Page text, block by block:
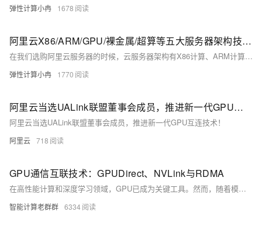
弹性计算小冉 1678
阿里云X86/ARM/GPU/裸金属/超算等五大服务器架构技术特点、场景适配与选型策略
在我们选购阿里云服务器的时候，云服务器架构有X86计算、ARM计算、GPU/FPGA/ASIC、弹性裸金属服务器、高性能计算可选，有的用户并不清楚他们之间有何区别。本文将深入解析这些架构的特点、优势及适用场景，帮助用户更好地根据实际需求做出选择。
弹性计算小冉 1770
阿里云当选UALink联盟董事会成员，推进新一代GPU互连技术！
阿里云当选UALink联盟董事会成员，推进新一代GPU互连技术！
阿里云 718
GPU通信互联技术：GPUDirect、NVLink与RDMA
在高性能计算和深度学习领域，GPU已成为关键工具。然而，随着模型复杂度和数据量的增加，单个GPU难以满足需求，多GPU甚至多服务器协同工作成为常态。本文探讨了三种主要的GPU通信互联技术：GPUDirect、NVLink和RDMA。GPUDirect通过绕过CPU实现GPU与设备直接通信；NVLink提供高速点对点连接和支持内存共享；RDMA则在网络层面实现直接内存访问，降低延迟。这些技术各有优势，适用于不同场景，为AI和高性能计算提供了强大支持。
智能计算老群群 6334